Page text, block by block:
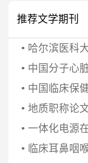
推荐文学期刊
• 哈尔滨医科
• 中国分子心
• 中国临床保
• 地质职称论
• 一体化电源
• 临床耳鼻咽